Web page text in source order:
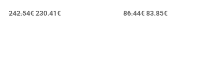
242.54€230.41€ 86.44€ 83.85€